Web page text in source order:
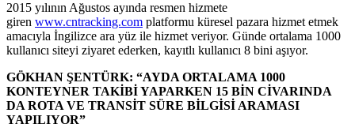
2015 yılının Ağustos ayında resmen hizmete
giren www.cntracking.com platformu küresel pazara hizmet etmek
amacıyla İngilizce ara yüz ile hizmet veriyor. Günde ortalama 1000
kullanıcı siteyi ziyaret ederken, kayıtlı kullanıcı 8 bini aşıyor.
GÖKHAN ŞENTÜRK: “AYDA ORTALAMA 1000
KONTEYNER TAKİBİ YAPARKEN 15 BİN CİVARINDA
DA ROTA VE TRANSİT SÜRE BİLGİSİ ARAMASI
YAPILIYOR”